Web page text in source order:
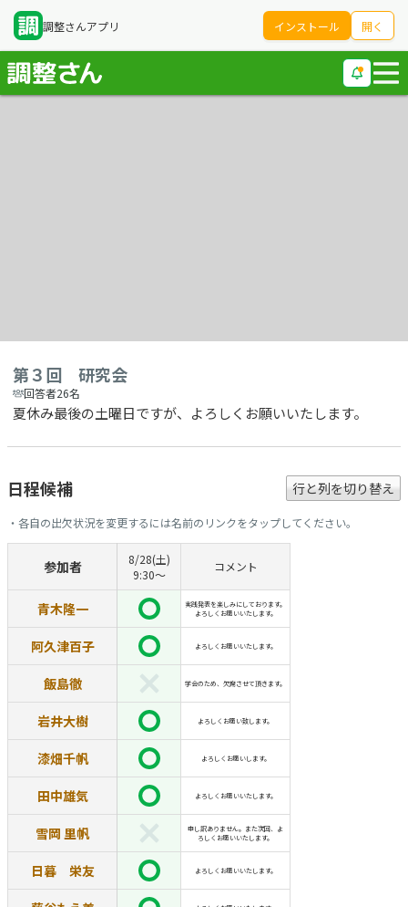
調整さんアプリ インストール 開く
第３回 研究会
回答者26名
夏休み最後の土曜日ですが、よろしくお願いいたします。
日程候補 行と列を切り替え
・各自の出欠状況を変更するには名前のリンクをタップしてください。
参加者
8/28(土)
9:30〜
コメント
青木隆一
実践発表を楽しみにしております。
よろしくお願いいたします。
阿久津百子 よろしくお願いいたします。
飯島徹 学会のため、欠席させて頂きます。
岩井大樹 よろしくお願い致します。
漆畑千帆 よろしくお願いします。
田中雄気 よろしくお願いいたします。
雪岡 里帆
申し訳ありません。また次回、よ
ろしくお願いいたします。
日暮 栄友 よろしくお願いいたします。